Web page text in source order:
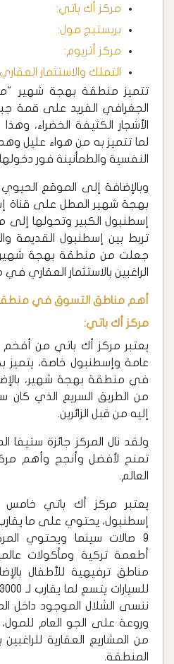
مركز أك باتي:
بريستيج مول:
مركز أتريوم:
التملك والاستثمار
تتميز منطقة بهجة شهير
الجغرافي الفريد على قمة
الأشجار الكثيفة الخضراء،
لما تتميز به من هواء عليل
النفسية والطمأنينة فور
وبالإضافة إلى الموقع
بهجة شهير المطل على قناة
إسطنبول الكبير وتحولها
تربط بين إسطنبول القديمة
جعلت من منطقة بهجة شهير
الراغبين بالاستثمار العقاري
أهم مناطق التسوق في
مركز أك باتي:
يعتبر مركز أك باتي من أفخم
عامة وإسطنبول خاصة،
في منطقة بهجة شهير،
من الطريق السريع الذي
إليه من قبل الزائرين.
تمنح لأفضل وأنجح وأهم
العالم.
يعتبر مركز أك باتي
9 صالات سينما ويحتوي
أطعمة تركية ومأكولات
مناطق ترفيهية للأطفال
ننسى الشلال الموجود داخل
وروعة على الجو العام للمول،
من المشاريع العقارية
المنطقة.